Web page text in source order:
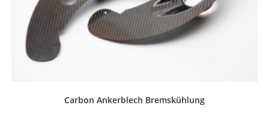
Carbon Ankerblech Bremskühlung